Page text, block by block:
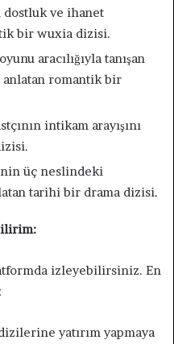
ve ihanet
bir wuxia dizisi.
aracılığıyla tanışan
romantik bir
intikam arayışını
üç neslindeki
tarihi bir drama dizisi.
izleyebilirsiniz. En
yatırım yapmaya